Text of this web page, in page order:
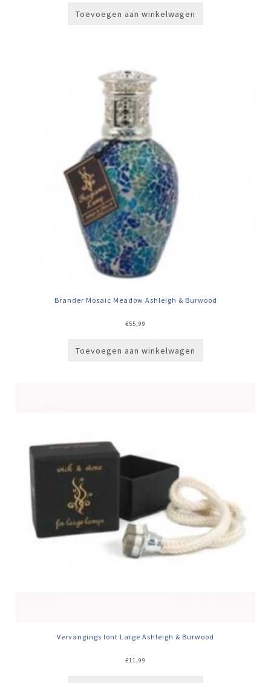
Toevoegen aan winkelwagen
Brander Mosaic Meadow Ashleigh & Burwood
€55,99
Toevoegen aan winkelwagen
Vervangings lont Large Ashleigh & Burwood
€11,99